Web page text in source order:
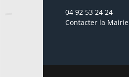
04 92 53 24 24
Contacter la Mairie